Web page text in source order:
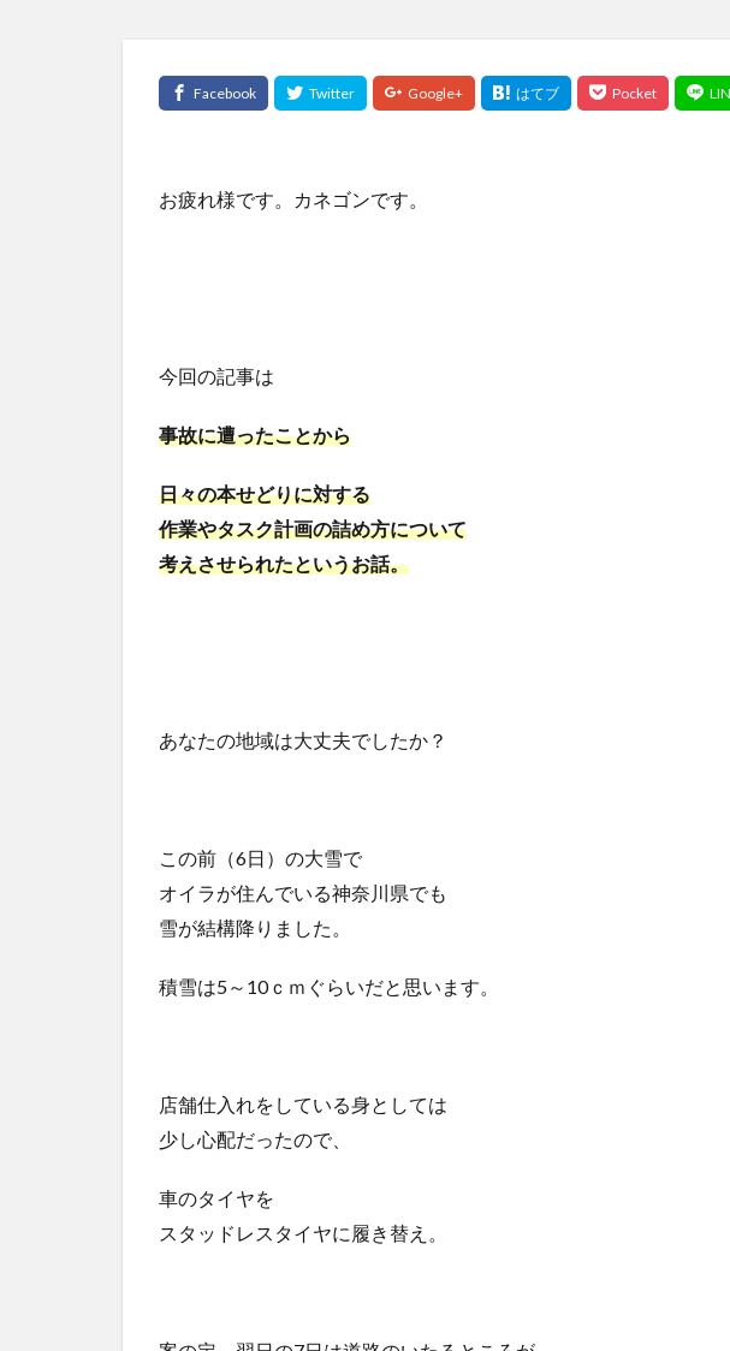
お疲れ様です。カネゴンです。
今回の記事は
事故に遭ったことから
日々の本せどりに対する
作業やタスク計画の詰め方について
考えさせられたというお話。
あなたの地域は大丈夫でしたか？
この前（6日）の大雪で
オイラが住んでいる神奈川県でも
雪が結構降りました。
積雪は5～10ｃｍぐらいだと思います。
店舗仕入れをしている身としては
少し心配だったので、
車のタイヤを
スタッドレスタイヤに履き替え。